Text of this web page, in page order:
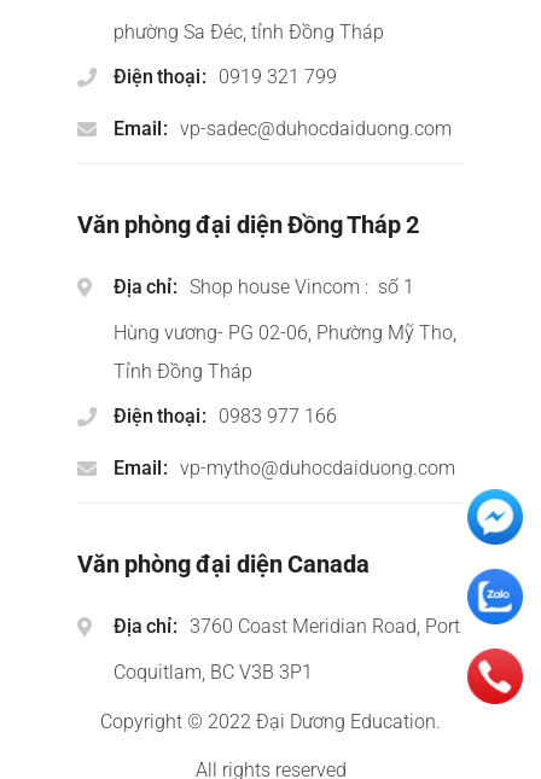
phường Sa Đéc, tỉnh Đồng Tháp
Điện thoại
0919 321 799
Email vp-sadec@duhocdaiduong.com
Văn phòng đại diện Đồng Tháp 2
Địa chỉ
Shop house Vincom : số 1
Hùng vương- PG 02-06, Phường Mỹ Tho,
Tỉnh Đồng Tháp
Điện thoại
0983 977 166
Email vp-mytho@duhocdaiduong.com
Văn phòng đại diện Canada
Địa chỉ
3760 Coast Meridian Road, Port
Coquitlam, BC V3B 3P1
Copyright © 2022 Đại Dương Education.
All rights reserved